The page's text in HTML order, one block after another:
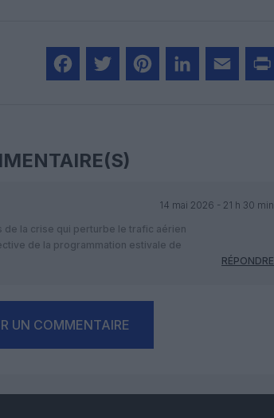
14 mai 2026 - 21 h 30 min
de la crise qui perturbe le trafic aérien
de la programmation estivale de
RÉPONDRE
UN COMMENTAIRE